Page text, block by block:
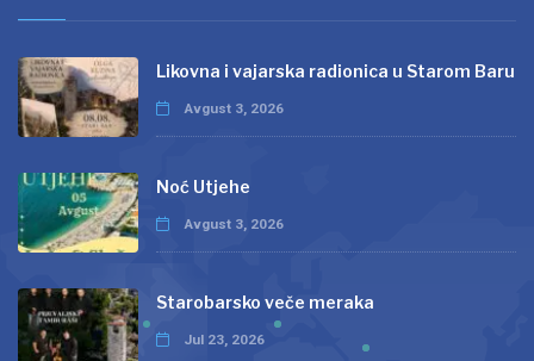
Likovna i vajarska radionica u Starom Baru
Avgust 3, 2026
Noć Utjehe
Avgust 3, 2026
Starobarsko veče meraka
Jul 23, 2026